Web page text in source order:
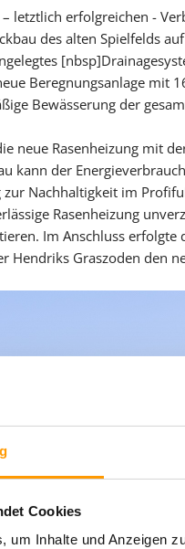
Cookies
um Inhalte und Anzeigen
letztlich erfolgreichen -
des alten Spielfelds
Beregnungsanlage mit
Bewässerung der
neue Rasenheizung mit
kann der
Nachhaltigkeit im
Rasenheizung
Im Anschluss
Graszoden den